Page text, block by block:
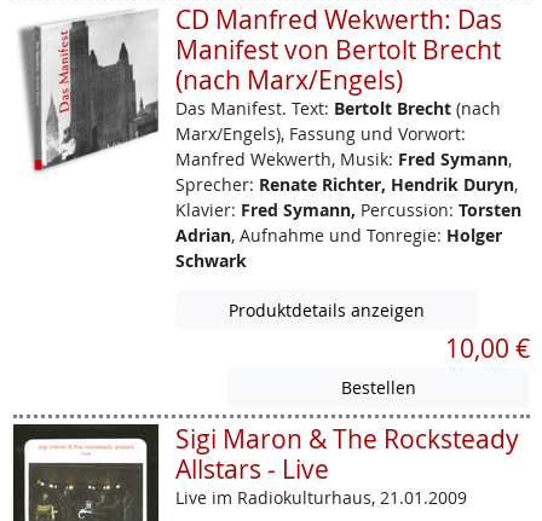
CD Manfred Wekwerth: Das
Manifest von Bertolt Brecht
(nach Marx/Engels)
Das Manifest. Text: Bertolt Brecht(nach
Marx/Engels), Fassung und Vorwort:
Manfred Wekwerth, Musik: Fred Symann,
Sprecher: Renate Richter, Hendrik Duryn,
Klavier: Fred Symann, Percussion: Torsten
Adrian, Aufnahme und Tonregie: Holger
Schwark
Produktdetails anzeigen
10,00 €
Sigi Maron & The Rocksteady
Allstars - Live
Live im Radiokulturhaus, 21.01.2009